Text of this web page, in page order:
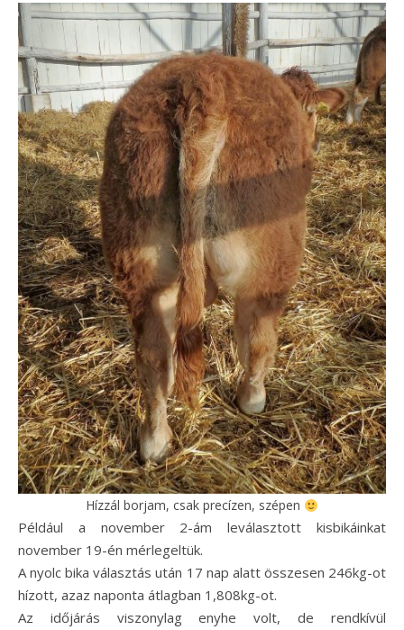
Hízzál borjam, csak precízen, szépen
Például a november 2-ám leválasztott kisbikáinkat
november 19-én mérlegeltük.
A nyolc bika választás után 17 nap alatt összesen 246kg-ot
hízott, azaz naponta átlagban 1,808kg-ot.
Az időjárás viszonylag enyhe volt, de rendkívül